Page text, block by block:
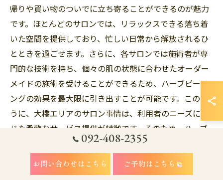
帰りや買い物のついでに立ち寄ることができるのが魅力
です。ほとんどのサロンでは、リラックスできる落ち着
いた空間を提供しており、忙しい日常から解放されるひ
とときを過ごせます。さらに、各サロンでは施術者が専
門的な技術を持ち、個々の肌の状態に合わせたオーダー
メイドの施術を受けることができるため、ハーブピーリ
ングの効果を最大限に引き出すことが可能です。このよ
うに、大橋エリアのサロン事情は、利用者のニーズに応
じた柔軟なサービス提供が特徴です。そのため、ハーブ
ピーリングを希望する多くの人々がこのエリアを訪れる
理由となっています。
092-408-2355
お問い合わせはこちら ご予約はこちら